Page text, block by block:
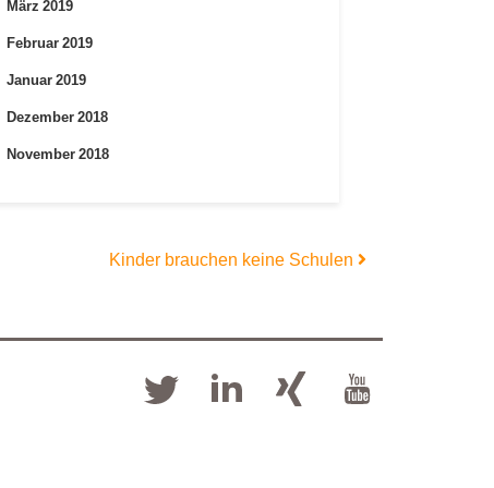
März 2019
Februar 2019
Januar 2019
Dezember 2018
November 2018
Kinder brauchen keine Schulen